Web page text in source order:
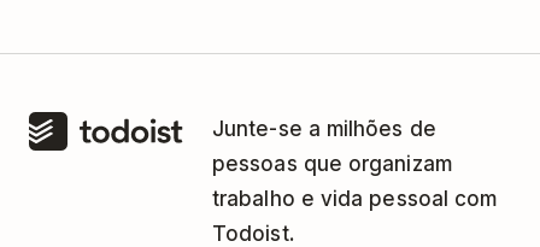
Junte-se a milhões de
pessoas que organizam
trabalho e vida pessoal com
Todoist.